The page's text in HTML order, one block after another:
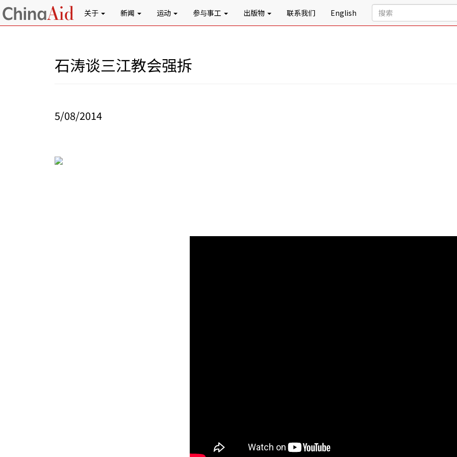
关于 新闻 运动 参与事工 出版物 联系我们 English
石涛谈三江教会强拆
5/08/2014